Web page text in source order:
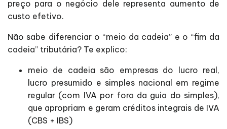
preço para o negócio dele representa aumento de
custo efetivo.
Não sabe diferenciar o “meio da cadeia” e o “fim da
cadeia” tributária? Te explico:
meio de cadeia são empresas do lucro real,
lucro presumido e simples nacional em regime
regular (com IVA por fora da guia do simples),
que apropriam e geram créditos integrais de IVA
(CBS + IBS)